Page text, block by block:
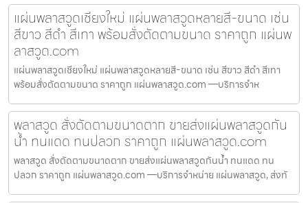
แผ่นพลาสวูดเชียงใหม่ แผ่นพลาสวูดหลายสี-ขนาด เช่น
สีขาว สีดำ สีเทา พร้อมสั่งตัดตามขนาด ราคาถูก แผ่นพ
ลาสวูด.com
แผ่นพลาสวูดเชียงใหม่ แผ่นพลาสวูดหลายสี-ขนาด เช่น สีขาว สีดำ สีเทา
พร้อมสั่งตัดตามขนาด ราคาถูก แผ่นพลาสวูด.com —บริการจำห
พลาสวูด สั่งตัดตามขนาดตาก ขายส่งแผ่นพลาสวูดกัน
น้ำ ทนแดด ทนปลวก ราคาถูก แผ่นพลาสวูด.com
พลาสวูด สั่งตัดตามขนาดตาก ขายส่งแผ่นพลาสวูดกันน้ำ ทนแดด ทน
ปลวก ราคาถูก แผ่นพลาสวูด.com —บริการจำหน่าย แผ่นพลาสวูด, ส่งทั